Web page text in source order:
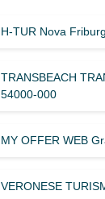
H-TUR Nova
TRANSBEACH
54000-000
MY OFFER WEB
VERONESE